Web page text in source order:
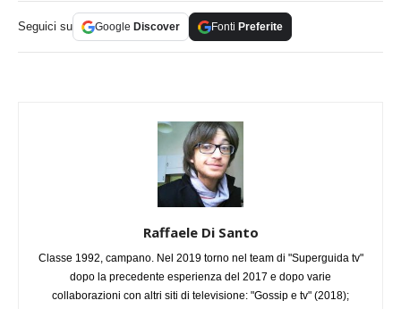
Seguici su Google Discover Fonti Preferite
Raffaele Di Santo
Classe 1992, campano. Nel 2019 torno nel team di "Superguida tv"
dopo la precedente esperienza del 2017 e dopo varie
collaborazioni con altri siti di televisione: "Gossip e tv" (2018);